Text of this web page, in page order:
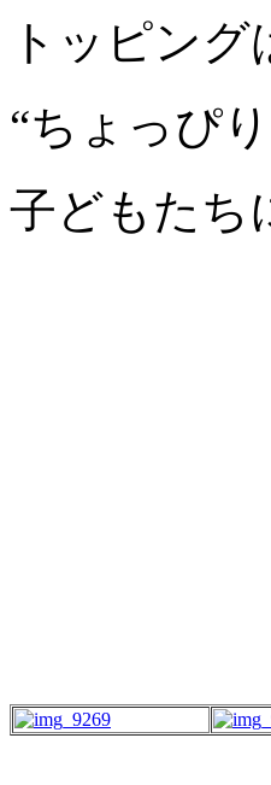
トッピン
“ちょっぴ
子どもたち